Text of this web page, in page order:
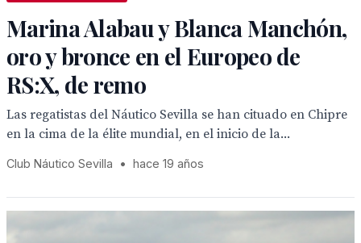
Marina Alabau y Blanca Manchón,
oro y bronce en el Europeo de
RS:X, de remo
Las regatistas del Náutico Sevilla se han cituado en Chipre
en la cima de la élite mundial, en el inicio de la...
Club Náutico Sevilla • hace 19 años